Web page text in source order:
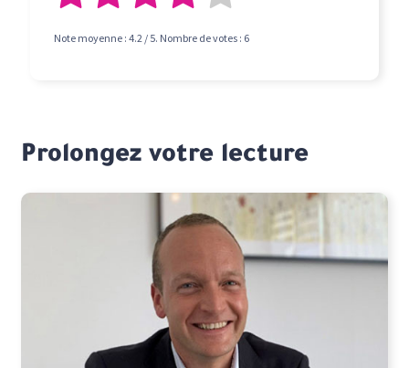
Note moyenne :4.2 / 5. Nombre de votes : 6
Prolongez votre lecture